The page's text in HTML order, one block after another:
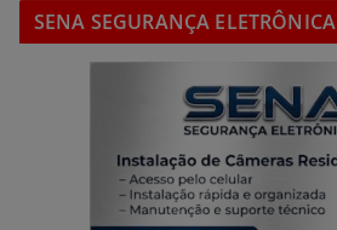
SENA SEGURANÇA ELETRÔNICA